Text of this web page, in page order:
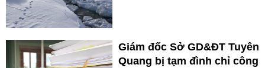
Giám đốc Sở GD&ĐT Tuyên
Quang bị tạm đình chỉ công